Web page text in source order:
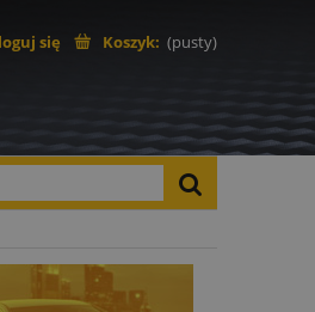
Koszyk: (pusty)
się